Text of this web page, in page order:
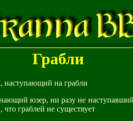
Грабли
наступающий на грабли
юзер, ни разу не
граблей не существует